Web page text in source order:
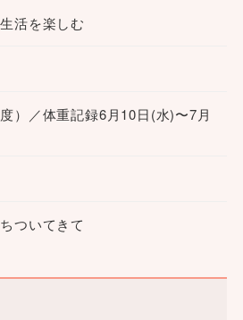
活を楽しむ
）／体重記録6月10日(水)〜7月
ついてきて